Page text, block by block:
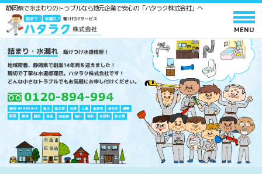
静岡県で水まわりのトラブルなら地元企業で安心の「ハタラク株式会社」へ
ホーム
サービスと料金
作業の流れ
よくあるご質問
会社情報